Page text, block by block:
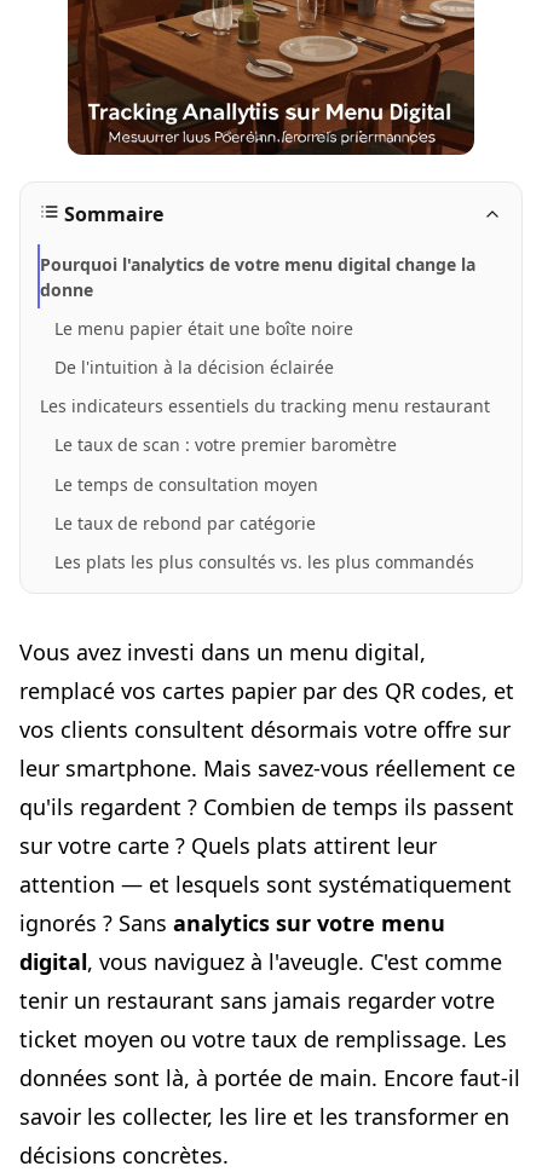
Sommaire
Pourquoi l'analytics de votre menu digital change la
donne
Le menu papier était une boîte noire
De l'intuition à la décision éclairée
Les indicateurs essentiels du tracking menu restaurant
Le taux de scan : votre premier baromètre
Le temps de consultation moyen
Le taux de rebond par catégorie
Les plats les plus consultés vs. les plus commandés
Mettre en place un tracking efficace sur votre menu
Les données de base à collecter dès le premier jour
Configurer le suivi sans compétences techniques
Respecter le RGPD dans votre collecte de données
Interpréter vos données : de la lecture à l'action
Analyse par service : midi vs. soir
Analyse saisonnière et événementielle
Détecter les problèmes d'expérience utilisateur
Transformer les données en actions concrètes
Optimiser le positionnement de vos plats
A/B testing sur les descriptions et les photos
Ajuster vos prix grâce aux données comportementales
Personnaliser l'expérience selon le profil de visite
Les erreurs courantes à éviter dans l'analytics menu
digital
Vous avez investi dans un menu digital,
remplacé vos cartes papier par des QR codes, et
vos clients consultent désormais votre offre sur
leur smartphone. Mais savez-vous réellement ce
qu'ils regardent ? Combien de temps ils passent
sur votre carte ? Quels plats attirent leur
attention — et lesquels sont systématiquement
ignorés ? Sans analytics sur votre menu
digital, vous naviguez à l'aveugle. C'est comme
tenir un restaurant sans jamais regarder votre
ticket moyen ou votre taux de remplissage. Les
données sont là, à portée de main. Encore faut-il
savoir les collecter, les lire et les transformer en
décisions concrètes.